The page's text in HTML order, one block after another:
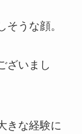
うな顔。
ざいまし
きな経験に